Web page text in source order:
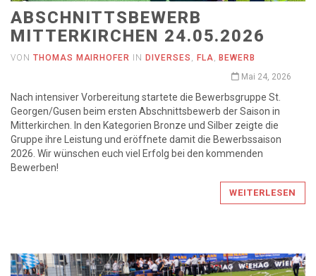
ABSCHNITTSBEWERB
MITTERKIRCHEN 24.05.2026
VON THOMAS MAIRHOFER IN DIVERSES , FLA, BEWERB
Mai 24, 2026
Nach intensiver Vorbereitung startete die Bewerbsgruppe St.
Georgen/Gusen beim ersten Abschnittsbewerb der Saison in
Mitterkirchen. In den Kategorien Bronze und Silber zeigte die
Gruppe ihre Leistung und eröffnete damit die Bewerbssaison
2026. Wir wünschen euch viel Erfolg bei den kommenden
Bewerben!
WEITERLESEN